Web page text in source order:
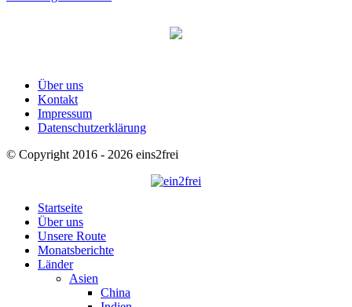
Über uns
Kontakt
Impressum
Datenschutzerklärung
© Copyright 2016 - 2026 eins2frei
Startseite
Über uns
Unsere Route
Monatsberichte
Länder
Asien
China